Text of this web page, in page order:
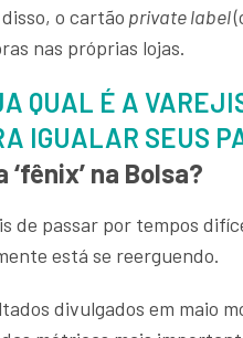
o cartão private label
nas próprias lojas.
QUAL É A
IGUALAR SEUS
‘fênix’ na Bolsa?
de passar por tempos
está se reerguendo.
divulgados em maio